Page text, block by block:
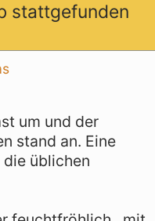
stattgefunden
um und der
stand an. Eine
üblichen